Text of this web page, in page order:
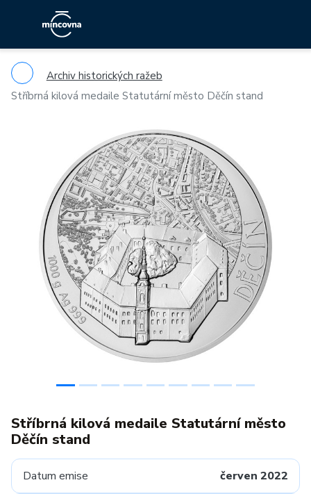
Archiv historických ražeb
Stříbrná kilová medaile Statutární město Děčín stand
Previous
Stříbrná kilová medaile Statutární město
Děčín stand
Datum emise červen 2022